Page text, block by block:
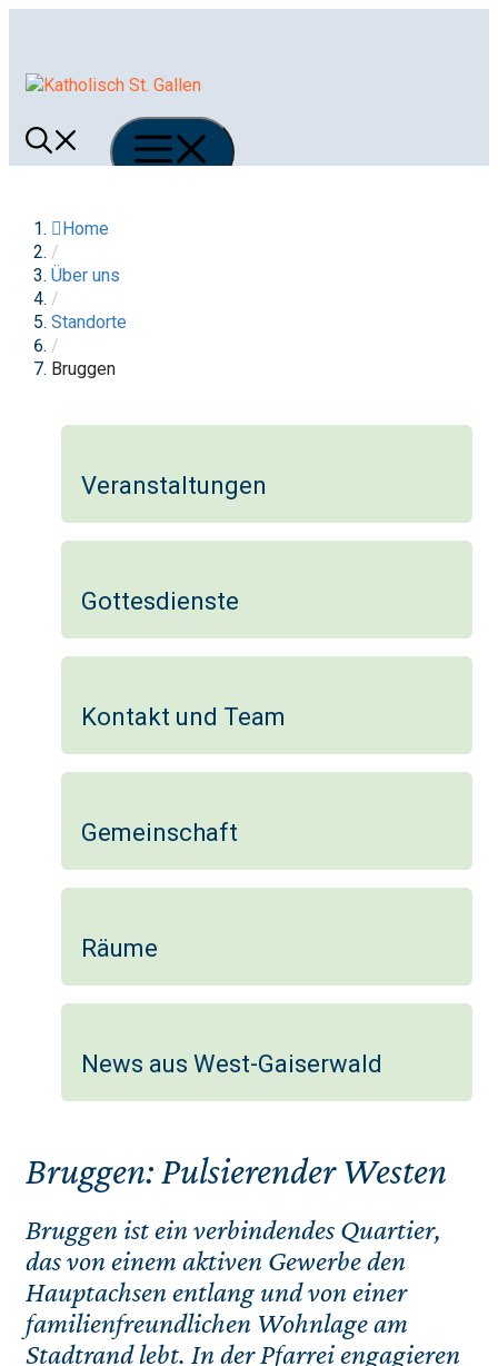
Menü
Home
/
Über uns
/
Standorte
/
Bruggen
Veranstaltungen
Gottesdienste
Kontakt und Team
Gemeinschaft
Räume
News aus West-Gaiserwald
Bruggen: Pulsierender Westen
Bruggen ist ein verbindendes Quartier,
das von einem aktiven Gewerbe den
Hauptachsen entlang und von einer
familienfreundlichen Wohnlage am
Stadtrand lebt. In der Pfarrei engagieren